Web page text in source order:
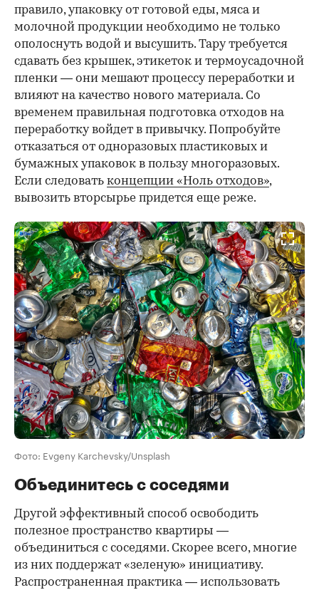
правило, упаковку от готовой еды, мяса и
молочной продукции необходимо не только
ополоснуть водой и высушить. Тару требуется
сдавать без крышек, этикеток и термоусадочной
пленки — они мешают процессу переработки и
влияют на качество нового материала. Со
временем правильная подготовка отходов на
переработку войдет в привычку. Попробуйте
отказаться от одноразовых пластиковых и
бумажных упаковок в пользу многоразовых.
Если следовать концепции «Ноль отходов»,
вывозить вторсырье придется еще реже.
Фото: Evgeny Karchevsky/Unsplash
Объединитесь с соседями
Другой эффективный способ освободить
полезное пространство квартиры —
объединиться с соседями. Скорее всего, многие
из них поддержат «зеленую» инициативу.
Распространенная практика — использовать